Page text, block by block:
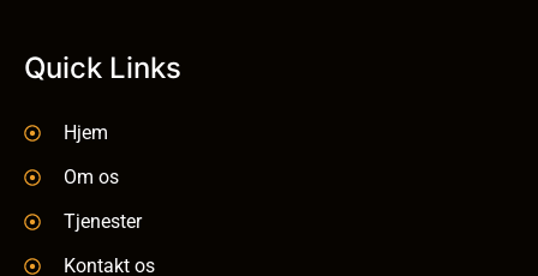
Quick Links
Hjem
Om os
Tjenester
Kontakt os